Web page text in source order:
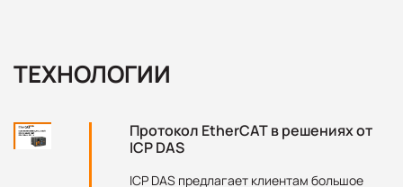
ТЕХНОЛОГИИ
Протокол EtherCAT в решениях от
ICP DAS
ICP DAS предлагает клиентам большое